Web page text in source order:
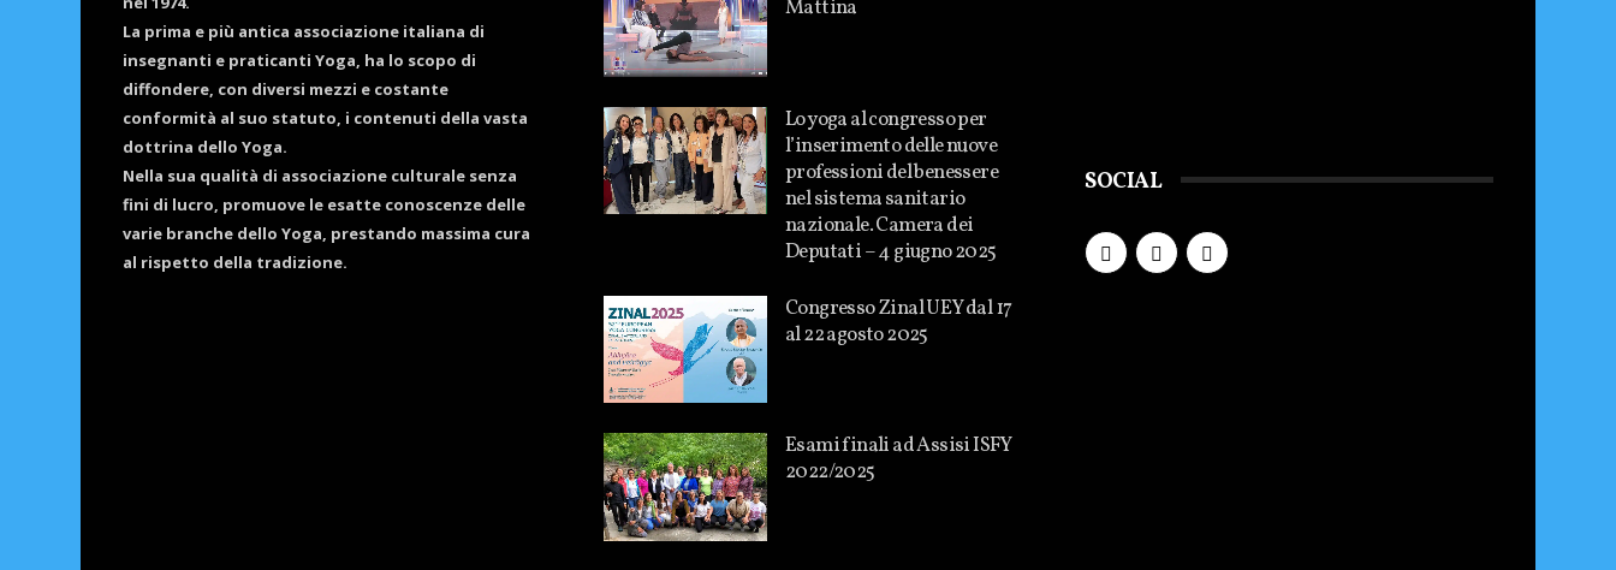
La prima e più antica associazione italiana di
insegnanti e praticanti Yoga, ha lo scopo di
diffondere, con diversi mezzi e costante
conformità al suo statuto, i contenuti della vasta
dottrina dello Yoga.
Nella sua qualità di associazione culturale senza
fini di lucro, promuove le esatte conoscenze delle
varie branche dello Yoga, prestando massima cura
al rispetto della tradizione.
Mattina
Lo yoga al congresso per
l’inserimento delle nuove
professioni del benessere
nel sistema sanitario
nazionale. Camera dei
Deputati – 4 giugno 2025
Congresso Zinal UEY dal 17
al 22 agosto 2025
Esami finali ad Assisi ISFY
2022/2025
SOCIAL